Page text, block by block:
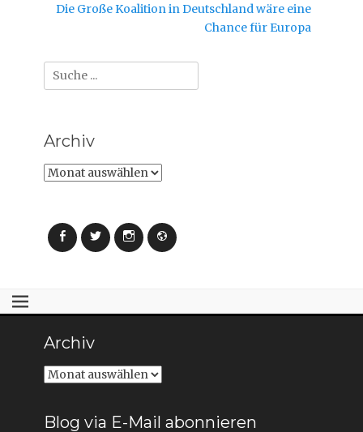
ö
f
)
ö
f
)
Nächster
Die Große Koalition in Deutschland wäre eine
Chance für Europa
Suche
nach:
Archiv
Archiv
FacebookTwitter InstagramWebseite
Archiv
Archiv
Blog via E-Mail abonnieren